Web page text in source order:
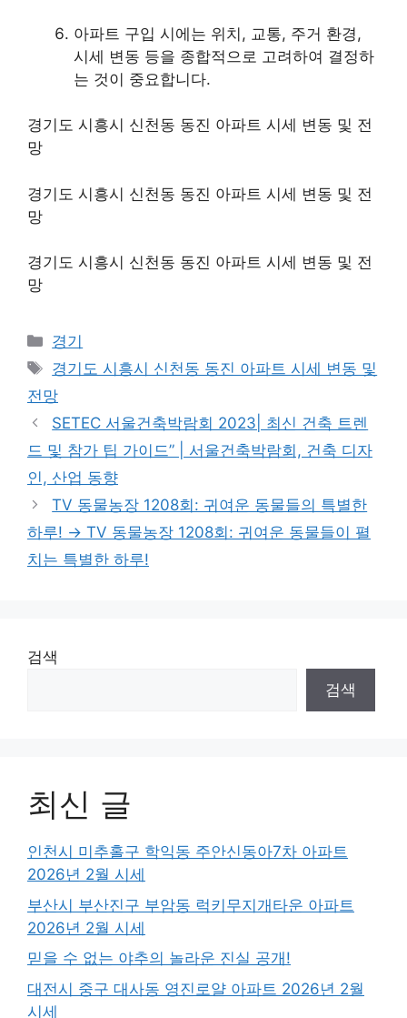
아파트 구입 시에는 위치, 교통, 주거 환경,
시세 변동 등을 종합적으로 고려하여 결정하
는 것이 중요합니다.
경기도 시흥시 신천동 동진 아파트 시세 변동 및 전
망
경기도 시흥시 신천동 동진 아파트 시세 변동 및 전
망
경기도 시흥시 신천동 동진 아파트 시세 변동 및 전
망
Categories
경기
Tags
경기도 시흥시 신천동 동진 아파트 시세 변동 및
전망
SETEC 서울건축박람회 2023| 최신 건축 트렌
드 및 참가 팁 가이드” | 서울건축박람회, 건축 디자
인, 산업 동향
TV 동물농장 1208회: 귀여운 동물들의 특별한
하루! → TV 동물농장 1208회: 귀여운 동물들이 펼
치는 특별한 하루!
검색
검색
최신 글
인천시 미추홀구 학익동 주안신동아7차 아파트
2026년 2월 시세
부산시 부산진구 부암동 럭키무지개타운 아파트
2026년 2월 시세
믿을 수 없는 야추의 놀라운 진실 공개!
대전시 중구 대사동 영진로얄 아파트 2026년 2월
시세